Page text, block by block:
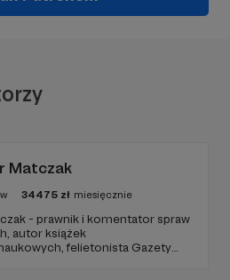
Matczak
34475 zł miesięcznie
- prawnik i komentator spraw
autor książek
felietonista Gazety